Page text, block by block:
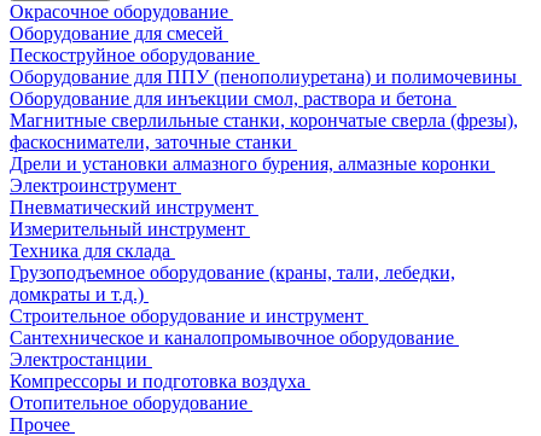
Окрасочное оборудование
Оборудование для смесей
Пескоструйное оборудование
Оборудование для ППУ (пенополиуретана) и полимочевины
Оборудование для инъекции смол, раствора и бетона
Магнитные сверлильные станки, корончатые сверла (фрезы),
фаскосниматели, заточные станки
Дрели и установки алмазного бурения, алмазные коронки
Электроинструмент
Пневматический инструмент
Измерительный инструмент
Техника для склада
Грузоподъемное оборудование (краны, тали, лебедки,
домкраты и т.д.)
Строительное оборудование и инструмент
Сантехническое и каналопромывочное оборудование
Электростанции
Компрессоры и подготовка воздуха
Отопительное оборудование
Прочее